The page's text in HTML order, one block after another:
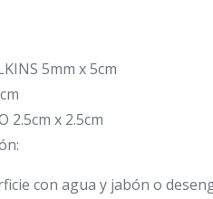
5mm x 5cm
2.5cm x 2.5cm
con agua y jabón o